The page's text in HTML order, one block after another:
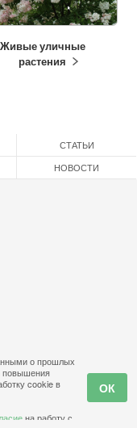
Живые уличные
растения
СТАТЬИ
НОВОСТИ
о прошлых
повышения
cookie в
на работу с